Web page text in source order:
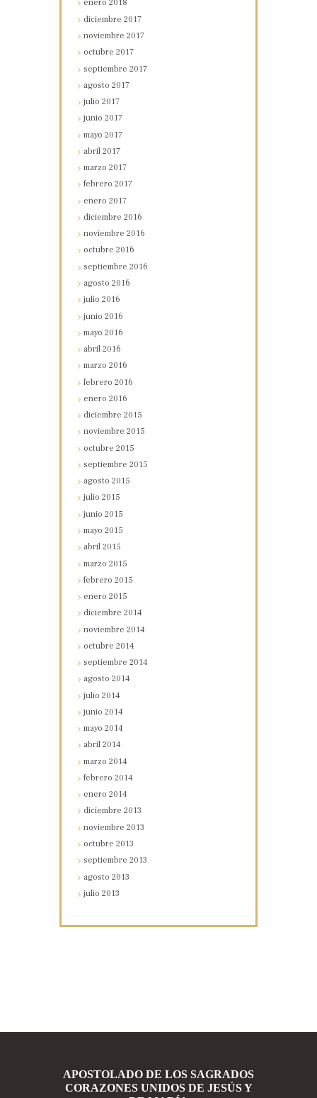
enero2018
diciembre2017
noviembre2017
octubre2017
septiembre2017
agosto2017
julio2017
junio2017
mayo2017
abril2017
marzo2017
febrero2017
enero2017
diciembre2016
noviembre2016
octubre2016
septiembre2016
agosto2016
julio2016
junio2016
mayo2016
abril2016
marzo2016
febrero2016
enero2016
diciembre2015
noviembre2015
octubre2015
septiembre2015
agosto2015
julio2015
junio2015
mayo2015
abril2015
marzo2015
febrero2015
enero2015
diciembre2014
noviembre2014
octubre2014
septiembre2014
agosto2014
julio2014
junio2014
mayo2014
abril2014
marzo2014
febrero2014
enero2014
diciembre2013
noviembre2013
octubre2013
septiembre2013
agosto2013
julio2013
APOSTOLADO DE LOS SAGRADOS
CORAZONES UNIDOS DE JESÚS Y